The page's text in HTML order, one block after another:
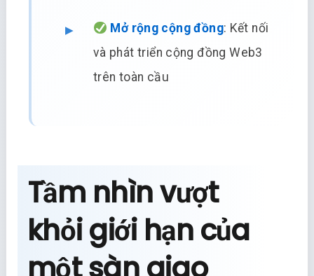
Mở rộng cộng đồng: Kết nối
và phát triển cộng đồng Web3
trên toàn cầu
Tầm nhìn vượt
khỏi giới hạn của